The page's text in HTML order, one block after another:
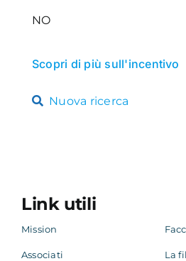
NO
Scopri di più sull'incentivo
Nuova ricerca
Link utili
Mission
Associati
La